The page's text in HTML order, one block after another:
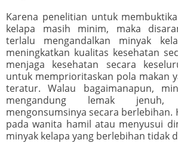
Karena penelitian untuk
kelapa masih minim, maka
terlalu mengandalkan minyak
meningkatkan kualitas kesehatan
menjaga kesehatan secara
untuk memprioritaskan pola makan
teratur. Walau bagaimanapun,
mengandung lemak
mengonsumsinya secara berlebihan.
pada wanita hamil atau menyusui
minyak kelapa yang berlebihan tidak